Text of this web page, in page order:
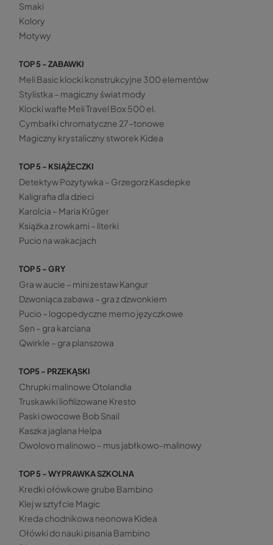
Smaki
Kolory
Motywy
TOP 5 - ZABAWKI
Meli Basic klocki konstrukcyjne 300 elementów
Stylistka – magiczny świat mody
Klocki wafle Meli Travel Box 500 el.
Cymbałki chromatyczne 27-tonowe
Magiczny krystaliczny stworek Kidea
TOP 5 - KSIĄŻECZKI
Detektyw Pozytywka – Grzegorz Kasdepke
Kaligrafia dla dzieci
Karolcia – Maria Krüger
Książka z rowkami – literki
Pucio na wakacjach
TOP 5 - GRY
Gra w aucie – mini zestaw Kangur
Dzwoniąca zabawa – gra z dzwonkiem
Pucio – logopedyczne memo języczkowe
Sen – gra karciana
Qwirkle – gra planszowa
TOP5 - PRZEKĄSKI
Chrupki malinowe Otolandia
Truskawki liofilizowane Kresto
Paski owocowe Bob Snail
Kaszka jaglana Helpa
Owolovo malinowo – mus jabłkowo-malinowy
TOP 5 - WYPRAWKA SZKOLNA
Kredki ołówkowe grube Bambino
Klej w sztyfcie Magic
Kreda chodnikowa neonowa Kidea
Ołówki do nauki pisania Bambino